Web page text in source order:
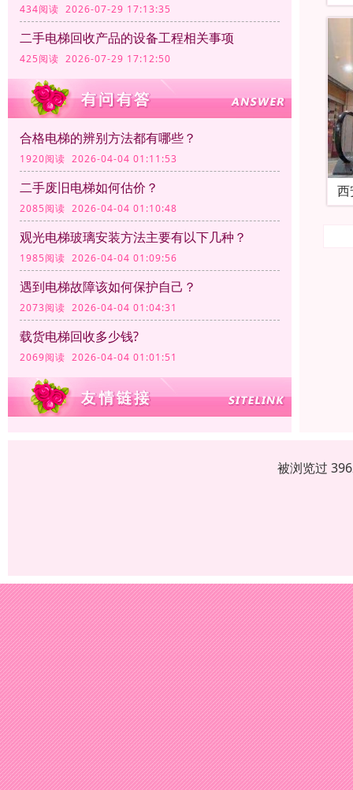
434阅读 2026-07-29 17:13:35
二手电梯回收产品的设备工程相关事项
425阅读 2026-07-29 17:12:50
合格电梯的辨别方法都有哪些？
1920阅读 2026-04-04 01:11:53
二手废旧电梯如何估价？
2085阅读 2026-04-04 01:10:48
观光电梯玻璃安装方法主要有以下几种‌？
1985阅读 2026-04-04 01:09:56
遇到电梯故障该如何保护自己？
2073阅读 2026-04-04 01:04:31
载货电梯回收多少钱?
2069阅读 2026-04-04 01:01:51
西
被浏览过